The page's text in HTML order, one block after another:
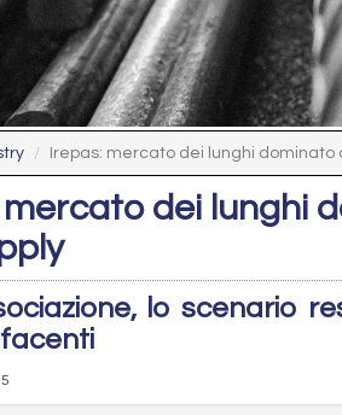
Irepas: mercato dei lunghi dominato
mercato dei lunghi
lo scenario